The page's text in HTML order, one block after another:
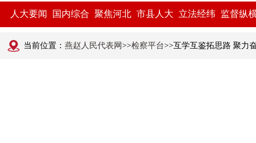
人大要闻 国内综合 聚焦河北 市县人大 立法经纬 监督纵
当前位置： 燕赵人民代表网>>检察平台>>互学互鉴拓思路 聚力